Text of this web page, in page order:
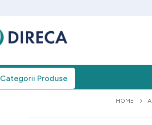
Categorii Produse
HOME